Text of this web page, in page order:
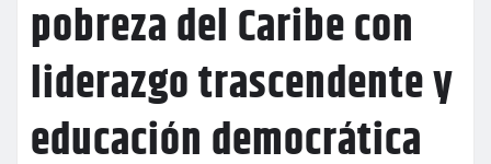
pobreza del Caribe con
liderazgo trascendente y
educación democrática